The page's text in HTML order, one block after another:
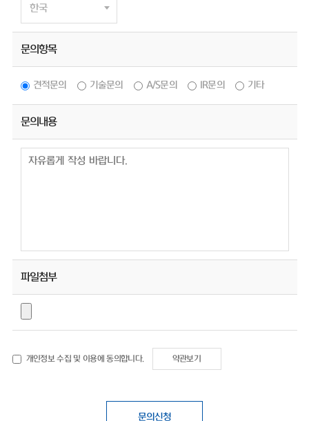
문의항목
견적문의 기술문의 A/S문의 IR문의 기타
문의내용
파일첨부
개인정보 수집 및 이용에 동의합니다. 약관보기
문의신청